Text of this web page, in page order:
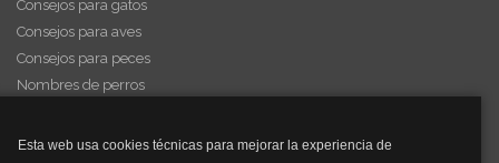
Esta web usa cookies técnicas para mejorar la experiencia de
Consejos para gatos
Consejos para aves
Consejos para peces
Nombres de perros